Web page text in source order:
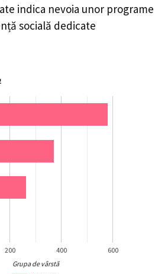
indica nevoia unor programe
socială dedicate
200 400 600
Grupa de vârstă